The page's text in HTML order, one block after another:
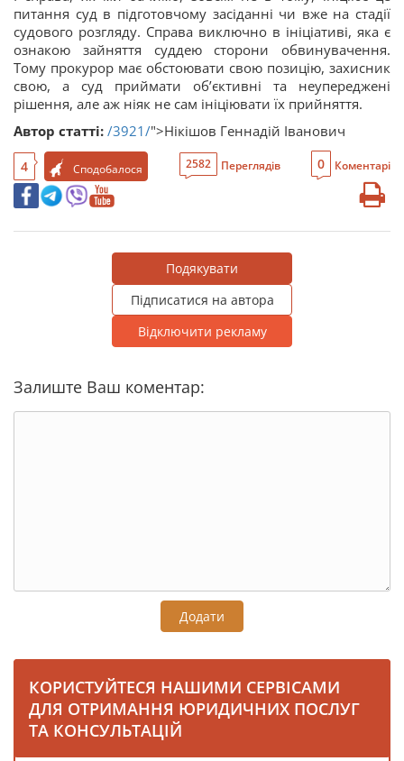
питання суд в підготовчому засіданні чи вже на стадії
судового розгляду. Справа виключно в ініціативі, яка є
ознакою зайняття суддею сторони обвинувачення.
Тому прокурор має обстоювати свою позицію, захисник
свою, а суд приймати об’єктивні та неупереджені
рішення, але аж ніяк не сам ініціювати їх прийняття.
Автор статті: /3921/">Нікішов Геннадій Іванович
4 Сподобалося 2582 Переглядів 0 Коментарі
Подякувати
Підписатися на автора
Відключити рекламу
Залиште Ваш коментар:
Додати
КОРИСТУЙТЕСЯ НАШИМИ СЕРВІСАМИ
ДЛЯ ОТРИМАННЯ ЮРИДИЧНИХ ПОСЛУГ
ТА КОНСУЛЬТАЦІЙ